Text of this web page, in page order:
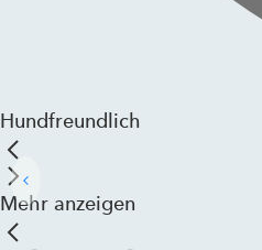
Hundfreundlich
Mehr anzeigen